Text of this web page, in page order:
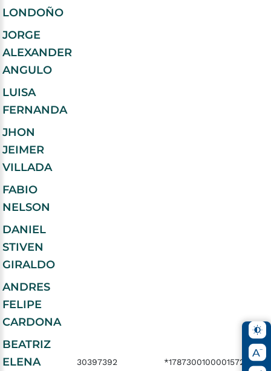
LONDOÑO
JORGE
ALEXANDER
ANGULO
LUISA
FERNANDA
JHON
JEIMER
VILLADA
FABIO
NELSON
DANIEL
STIVEN
GIRALDO
ANDRES
FELIPE
CARDONA
BEATRIZ
ELENA
30397392 *17873001000015723494